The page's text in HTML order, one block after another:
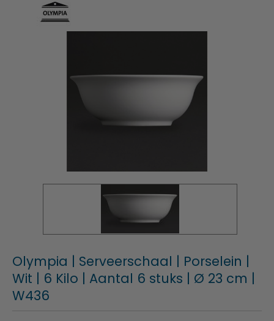
Olympia | Serveerschaal | Porselein |
Wit | 6 Kilo | Aantal 6 stuks | Ø 23 cm |
W436